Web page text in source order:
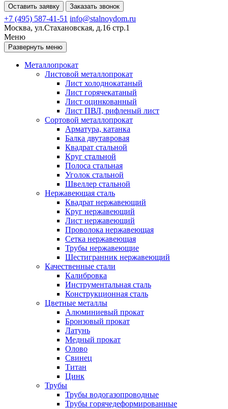
Оставить заявку Заказать звонок
+7 (495) 587-41-51 info@stalnoydom.ru
Москва, ул.Стахановская, д.16 стр.1
Меню
Развернуть меню
Металлопрокат
Листовой металлопрокат
Лист холоднокатаный
Лист горячекатаный
Лист оцинкованный
Лист ПВЛ, рифленый лист
Сортовой металлопрокат
Арматура, катанка
Балка двутавровая
Квадрат стальной
Круг стальной
Полоса стальная
Уголок стальной
Швеллер стальной
Нержавеющая сталь
Квадрат нержавеющий
Круг нержавеющий
Лист нержавеющий
Проволока нержавеющая
Сетка нержавеющая
Трубы нержавеющие
Шестигранник нержавеющий
Качественные стали
Калибровка
Инструментальная сталь
Конструкционная сталь
Цветные металлы
Алюминиевый прокат
Бронзовый прокат
Латунь
Медный прокат
Олово
Свинец
Титан
Цинк
Трубы
Трубы водогазопроводные
Трубы горячедеформированные